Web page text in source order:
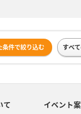
条件で絞り込む すべ
て イベント